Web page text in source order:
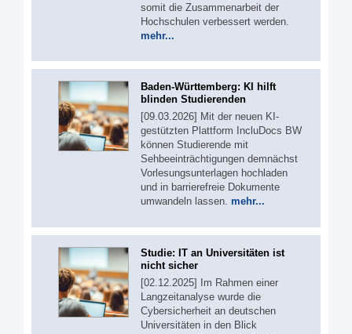
somit die Zusammenarbeit der
Hochschulen verbessert werden.
mehr...
Baden-Württemberg: KI hilft
blinden Studierenden
[09.03.2026] Mit der neuen KI-
gestützten Plattform IncluDocs BW
können Studierende mit
Sehbeeinträchtigungen demnächst
Vorlesungsunterlagen hochladen
und in barrierefreie Dokumente
umwandeln lassen. mehr...
Studie: IT an Universitäten ist
nicht sicher
[02.12.2025] Im Rahmen einer
Langzeitanalyse wurde die
Cybersicherheit an deutschen
Universitäten in den Blick